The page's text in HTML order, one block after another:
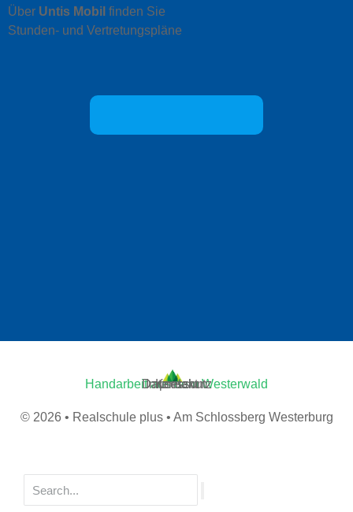
Über Untis Mobil finden Sie
Stunden- und Vertretungspläne
© 2026 • Realschule plus • Am Schlossberg Westerburg
Handarbeit aus dem Westerwald
Impressum
Datenschutz
Kontakt